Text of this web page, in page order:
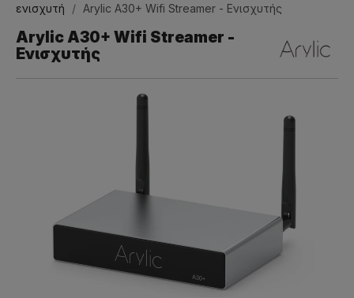
ενισχυτή
Arylic A30+ Wifi Streamer - Ενισχυτής
Arylic A30+ Wifi Streamer -
Ενισχυτής